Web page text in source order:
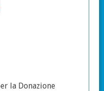
la Donazione